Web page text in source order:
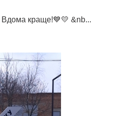
Вдома краще!💙💛 &nb...